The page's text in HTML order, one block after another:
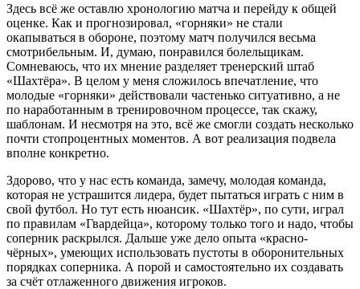
Здесь всё же оставлю хронологию матча и перейду к общей
оценке. Как и прогнозировал, «горняки» не стали
окапываться в обороне, поэтому матч получился весьма
смотрибельным. И, думаю, понравился болельщикам.
Сомневаюсь, что их мнение разделяет тренерский штаб
«Шахтёра». В целом у меня сложилось впечатление, что
молодые «горняки» действовали частенько ситуативно, а не
по наработанным в тренировочном процессе, так скажу,
шаблонам. И несмотря на это, всё же смогли создать несколько
почти стопроцентных моментов. А вот реализация подвела
вполне конкретно.
Здорово, что у нас есть команда, замечу, молодая команда,
которая не устрашится лидера, будет пытаться играть с ним в
свой футбол. Но тут есть нюансик. «Шахтёр», по сути, играл
по правилам «Гвардейца», которому только того и надо, чтобы
соперник раскрылся. Дальше уже дело опыта «красно-
чёрных», умеющих использовать пустоты в оборонительных
порядках соперника. А порой и самостоятельно их создавать
за счёт отлаженного движения игроков.